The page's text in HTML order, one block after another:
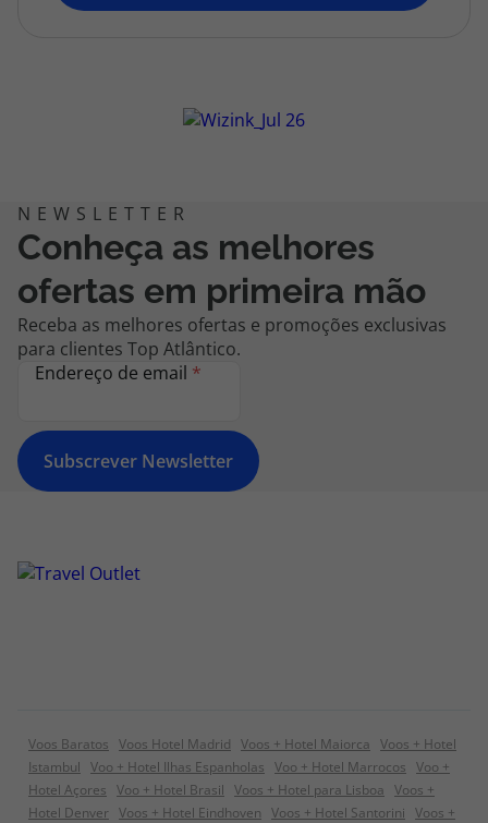
topatlantico@topatlantico.com
Conheça as melhores
ofertas em primeira mão
Receba as melhores ofertas e promoções exclusivas
para clientes Top Atlântico.
Endereço de email *
Subscrever Newsletter
Voos Baratos Voos Hotel Madrid Voos + Hotel Maiorca Voos + Hotel
Istambul Voo + Hotel Ilhas Espanholas Voo + Hotel Marrocos Voo +
Hotel Açores Voo + Hotel Brasil Voos + Hotel para Lisboa Voos +
Hotel Denver Voos + Hotel Eindhoven Voos + Hotel Santorini Voos +